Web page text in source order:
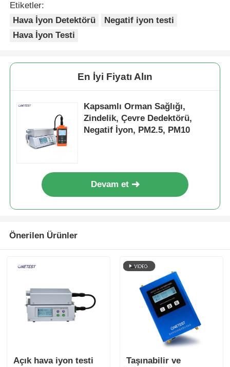
PM2.5 dedektörü
Partikül madde sensörü
Hava kalitesi izleme cihazı
Dış hava kalitesi izleme sistemi
Negatif iyon dedektörü
Ozon Dedektörü
Tayvan Huibo Ultrasonik Enstrüman Serisi
Kızılötesi yayma yeteneği dedektörü
Etiketler:
Hava İyon Detektörü
Negatif iyon testi
Hava İyon Testi
En İyi Fiyatı Alın
Kapsamlı Orman Sağlığı,
Zindelik, Çevre Dedektörü,
Negatif İyon, PM2.5, PM10
Devam et
Önerilen Ürünler
Açık hava iyon testi
Taşınabilir ve